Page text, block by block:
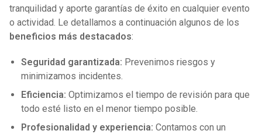
tranquilidad y aporte garantías de éxito en cualquier evento
o actividad. Le detallamos a continuación algunos de los
beneficios más destacados:
Seguridad garantizada: Prevenimos riesgos y
minimizamos incidentes.
Eficiencia: Optimizamos el tiempo de revisión para que
todo esté listo en el menor tiempo posible.
Profesionalidad y experiencia: Contamos con un